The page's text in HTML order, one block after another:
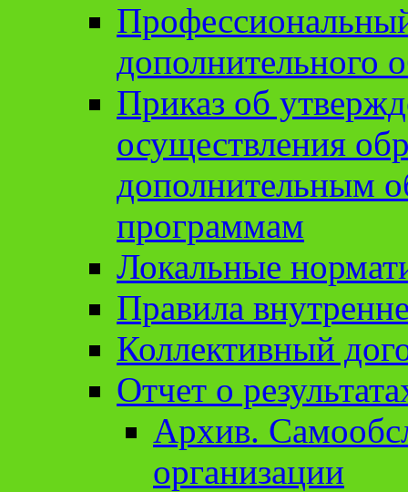
дополнительного
Приказ об
осуществления
дополнительным
программам
Локальные
Правила
Коллективный
Отчет о
Архив.
организации